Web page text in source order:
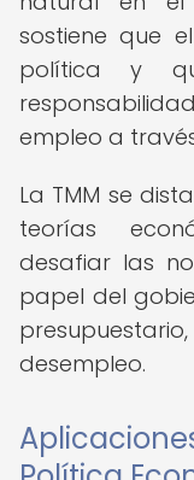
sostiene que
política y
empleo a
La TMM se
teorías
desafiar las
papel del
desempleo.